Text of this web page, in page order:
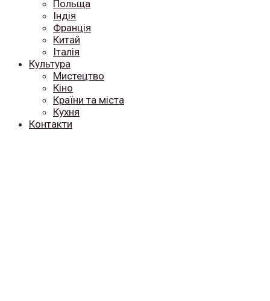
Польща
Індія
Франція
Китай
Італія
Культура
Мистецтво
Кіно
Країни та міста
Кухня
Контакти